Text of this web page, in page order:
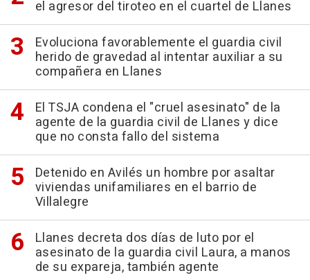
el agresor del tiroteo en el cuartel de Llanes
Evoluciona favorablemente el guardia civil
herido de gravedad al intentar auxiliar a su
compañera en Llanes
El TSJA condena el "cruel asesinato" de la
agente de la guardia civil de Llanes y dice
que no consta fallo del sistema
Detenido en Avilés un hombre por asaltar
viviendas unifamiliares en el barrio de
Villalegre
Llanes decreta dos días de luto por el
asesinato de la guardia civil Laura, a manos
de su expareja, también agente